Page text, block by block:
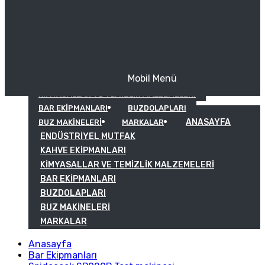
KIMYASALLAR VE TEMIZLIK MALZEMELERI
BAR EKIPMANLARI
BUZDOLAPLARI
BUZ MAKINELERI
MARKALAR
Mobil Menü
ANASAYFA
ENDÜSTRIYEL MUTFAK
KAHVE EKIPMANLARI
KIMYASALLAR VE TEMIZLIK MALZEMELERI
BAR EKIPMANLARI
BUZDOLAPLARI
BUZ MAKINELERI
MARKALAR
Anasayfa
Bar Ekipmanları